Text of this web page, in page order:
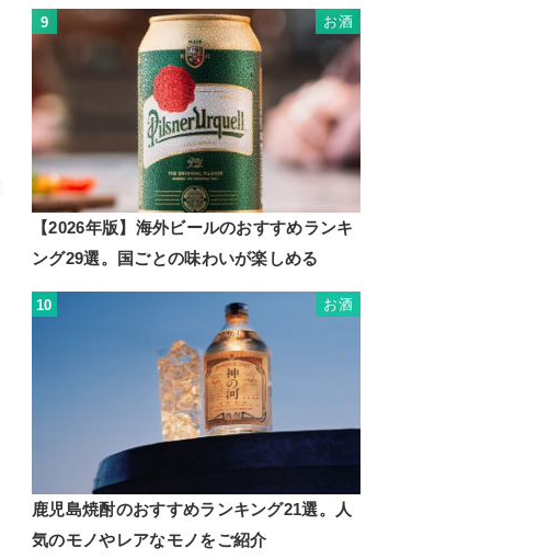
9 お酒
【2026年版】海外ビールのおすすめランキ
ング29選。国ごとの味わいが楽しめる
10 お酒
鹿児島焼酎のおすすめランキング21選。人
気のモノやレアなモノをご紹介